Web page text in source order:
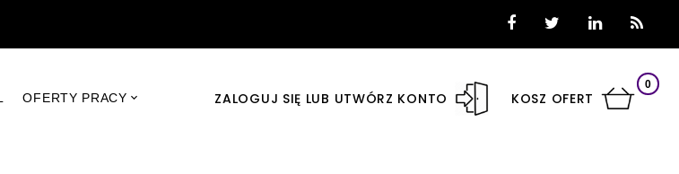
ZALOGUJ SIĘ LUB UTWÓRZ KONTO KOSZ OFERT
0
OFERTY PRACY